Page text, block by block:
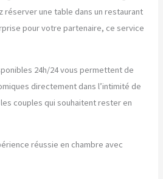
réserver une table dans un restaurant
pour votre partenaire, ce service
24h/24 vous permettent de
directement dans l’intimité de
couples qui souhaitent rester en
réussie en chambre avec